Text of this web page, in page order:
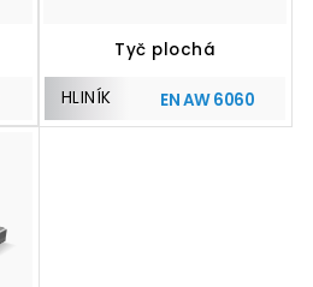
Tyč plochá
HLINÍK EN AW 6060